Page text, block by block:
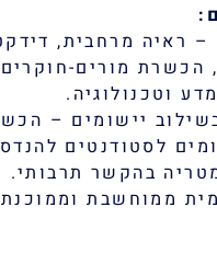
– ראיה מרחבית,
הכשרת מורים-
וטכנולוגיה.
יישומים –
לסטודנטים
בהקשר תרבותי.
ממוחשבת